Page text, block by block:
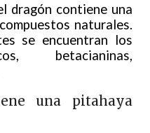
dragón contiene una
naturales.
se encuentran los
betacianinas,
una pitahaya